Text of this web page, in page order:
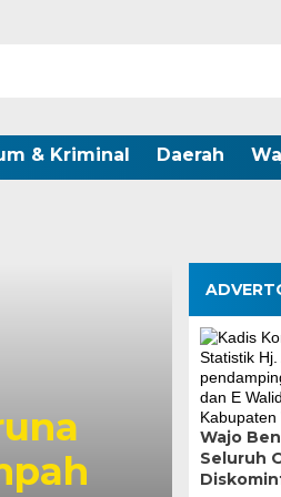
& Kriminal Daerah
Kota
Wajo
Seluruh